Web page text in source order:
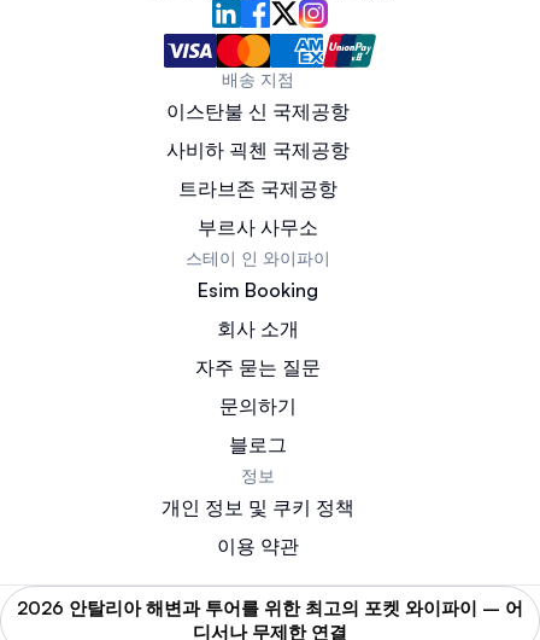
배송 지점
이스탄불 신 국제공항
사비하 괵첸 국제공항
트라브존 국제공항
부르사 사무소
스테이 인 와이파이
Esim Booking
회사 소개
자주 묻는 질문
문의하기
블로그
정보
개인 정보 및 쿠키 정책
이용 약관
2026 안탈리아 해변과 투어를 위한 최고의 포켓 와이파이 – 어
디서나 무제한 연결